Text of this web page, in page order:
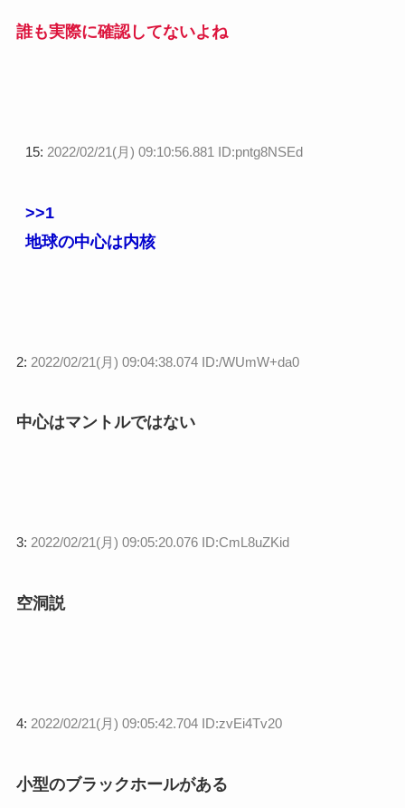
誰も実際に確認してないよね
15: 2022/02/21(月) 09:10:56.881 ID:pntg8NSEd
>>1
地球の中心は内核
2: 2022/02/21(月) 09:04:38.074 ID:/WUmW+da0
中心はマントルではない
3: 2022/02/21(月) 09:05:20.076 ID:CmL8uZKid
空洞説
4: 2022/02/21(月) 09:05:42.704 ID:zvEi4Tv20
小型のブラックホールがある